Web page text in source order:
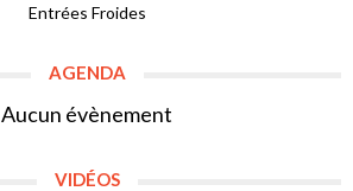
Entrées Froides
AGENDA
Aucun évènement
VIDÉOS